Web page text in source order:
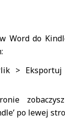
Word do
>
po lewej